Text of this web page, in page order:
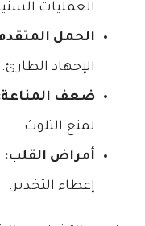
العمليات
الحمل
الإجهاد الطارئ.
ضعف
لمنع التلوث.
أمراض القلب:
إعطاء التخدير.